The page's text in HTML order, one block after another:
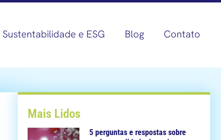
Sustentabilidade e ESG Blog Contato
Mais Lidos
5 perguntas e respostas sobre